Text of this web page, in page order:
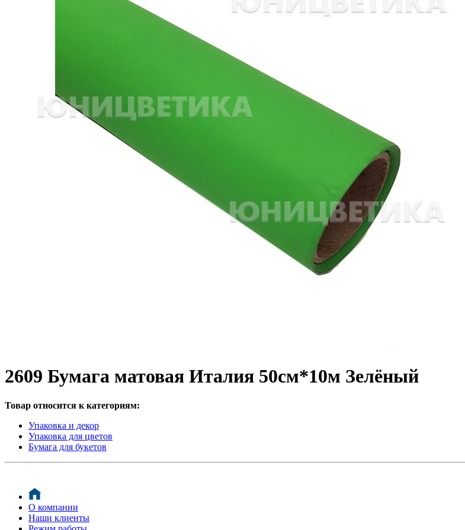
2609 Бумага матовая Италия 50см*10м Зелёный
Товар относится к категориям:
Упаковка и декор
Упаковка для цветов
Бумага для букетов
О компании
Наши клиенты